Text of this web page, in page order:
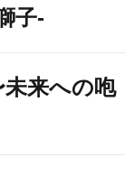
子-
来への咆